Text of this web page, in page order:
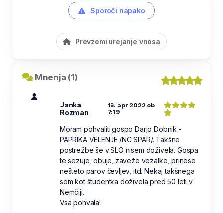
Sporoči napako
Prevzemi urejanje vnosa
Mnenja (1)
Janka
Rozman
16. apr 2022 ob
7:19
Moram pohvaliti gospo Darjo Dobnik -
PAPRIKA VELENJE /NC SPAR/. Takšne
postrežbe še v SLO nisem doživela. Gospa
te sezuje, obuje, zaveže vezalke, prinese
nešteto parov čevljev, itd. Nekaj takšnega
sem kot študentka doživela pred 50 leti v
Nemčiji.
Vsa pohvala!